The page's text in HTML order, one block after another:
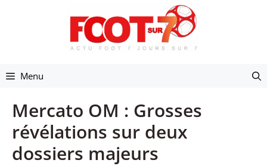
Menu
Mercato OM : Grosses
révélations sur deux
dossiers majeurs